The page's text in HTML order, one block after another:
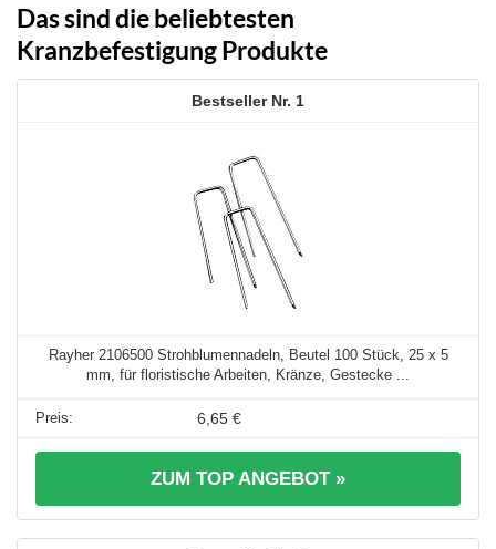
Das sind die beliebtesten
Kranzbefestigung Produkte
1
Rayher 2106500 Strohblumennadeln, Beutel 100 Stück, 25 x 5
mm, für floristische Arbeiten, Kränze, Gestecke ...
6,65 €
ZUM TOP ANGEBOT »